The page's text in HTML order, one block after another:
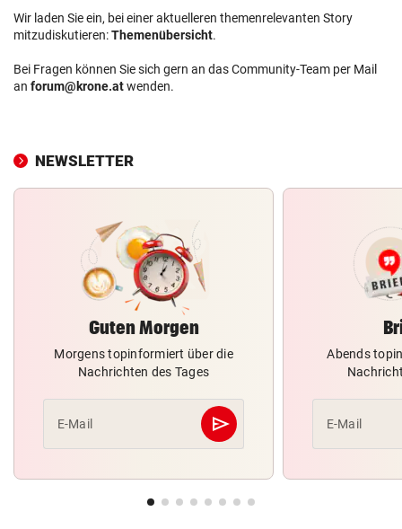
Wir laden Sie ein, bei einer aktuelleren themenrelevanten Story
mitzudiskutieren:Themenübersicht.
Bei Fragen können Sie sich gern an das Community-Team per Mail
an forum@krone.atwenden.
NEWSLETTER
Guten Morgen
Morgens topinformiert über die
Nachrichten des Tages
E-Mail send
Abschicken
Abends
E-Mail